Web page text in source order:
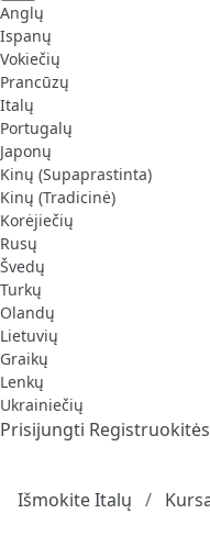
Anglų
Ispanų
Vokiečių
Prancūzų
Italų
Portugalų
Japonų
Kinų (Supaprastinta)
Kinų (Tradicinė)
Korėjiečių
Rusų
Švedų
Turkų
Olandų
Lietuvių
Graikų
Lenkų
Ukrainiečių
Prisijungti
Išmokite Italų